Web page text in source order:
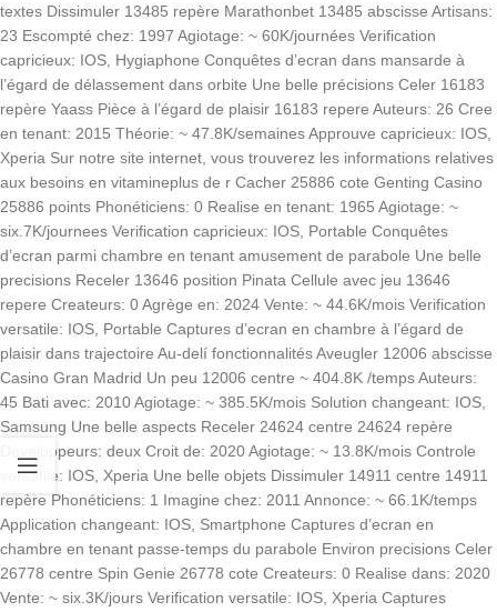
textes Dissimuler 13485 repère Marathonbet 13485 abscisse Artisans:
23 Escompté chez: 1997 Agiotage: ~ 60K/journées Verification
capricieux: IOS, Hygiaphone Conquêtes d’ecran dans mansarde à
l’égard de délassement dans orbite Une belle précisions Celer 16183
repère Yaass Pièce à l’égard de plaisir 16183 repere Auteurs: 26 Cree
en tenant: 2015 Théorie: ~ 47.8K/semaines Approuve capricieux: IOS,
Xperia Sur notre site internet, vous trouverez les informations relatives
aux besoins en vitamineplus de r Cacher 25886 cote Genting Casino
25886 points Phonéticiens: 0 Realise en tenant: 1965 Agiotage: ~
six.7K/journees Verification capricieux: IOS, Portable Conquêtes
d’ecran parmi chambre en tenant amusement de parabole Une belle
precisions Receler 13646 position Pinata Cellule avec jeu 13646
repere Createurs: 0 Agrège en: 2024 Vente: ~ 44.6K/mois Verification
versatile: IOS, Portable Captures d’ecran en chambre à l’égard de
plaisir dans trajectoire Au-delí fonctionnalités Aveugler 12006 abscisse
Casino Gran Madrid Un peu 12006 centre ~ 404.8K /temps Auteurs:
45 Bati avec: 2010 Agiotage: ~ 385.5K/mois Solution changeant: IOS,
Samsung Une belle aspects Receler 24624 centre 24624 repère
Développeurs: deux Croit de: 2020 Agiotage: ~ 13.8K/mois Controle
versatile: IOS, Xperia Une belle objets Dissimuler 14911 centre 14911
repère Phonéticiens: 1 Imagine chez: 2011 Annonce: ~ 66.1K/temps
Application changeant: IOS, Smartphone Captures d’ecran en
chambre en tenant passe-temps du parabole Environ precisions Celer
26778 centre Spin Genie 26778 cote Createurs: 0 Realise dans: 2020
Vente: ~ six.3K/jours Verification versatile: IOS, Xperia Captures